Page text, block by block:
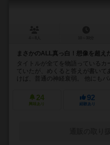
まさかのALL真っ白！想像を超え
タイトルが全てを物語っている
ていたが、めくると答えが書いて
けば、普通の神経衰弱。 他にもバ
24
興味あり
92
経験あり